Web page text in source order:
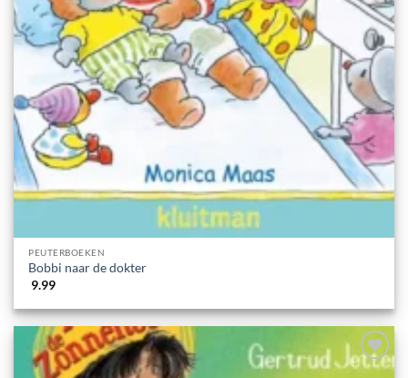
PEUTERBOEKEN
Bobbi naar de dokter
9.99